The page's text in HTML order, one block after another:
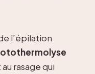
l’épilation
rasage qui